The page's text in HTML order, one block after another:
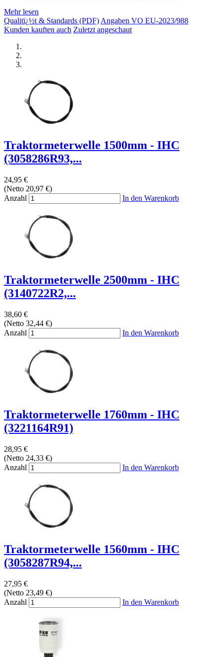
Mehr lesen
Qualitï¿½t & Standards (PDF)Angaben VO EU-2023/988
Kunden kauften auch Zuletzt angeschaut
Traktormeterwelle 1500mm - IHC
(3058286R93,...
24,95 €
(Netto 20,97 €)
Anzahl
In den Warenkorb
Traktormeterwelle 2500mm - IHC
(3140722R2,...
38,60 €
(Netto 32,44 €)
Anzahl
In den Warenkorb
Traktormeterwelle 1760mm - IHC
(3221164R91)
28,95 €
(Netto 24,33 €)
Anzahl
In den Warenkorb
Traktormeterwelle 1560mm - IHC
(3058287R94,...
27,95 €
(Netto 23,49 €)
Anzahl
In den Warenkorb